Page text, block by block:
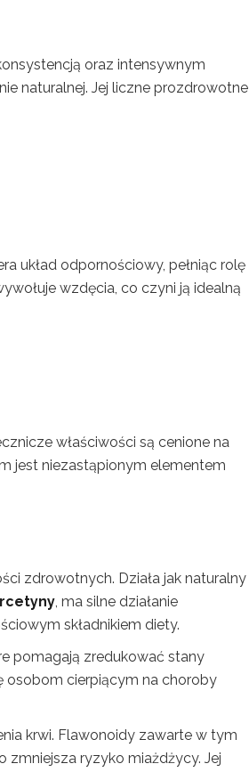
oraz intensywnym
naturalnej. Jej liczne prozdrowotne
układ odpornościowy, pełniąc rolę
wzdęcia, co czyni ją idealną
właściwości są cenione na
jest niezastąpionym elementem
zdrowotnych. Działa jak naturalny
, ma silne działanie
składnikiem diety.
pomagają zredukować stany
osobom cierpiącym na choroby
krwi. Flawonoidy zawarte w tym
zmniejsza ryzyko miażdżycy. Jej